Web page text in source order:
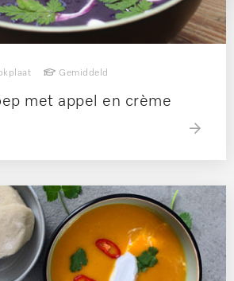
Gemiddeld
met appel en crème